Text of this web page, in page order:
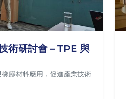
術研討會－TPE 與
膠材料應用，促進產業技術